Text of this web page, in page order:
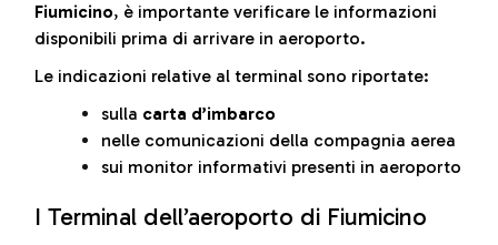
Fiumicino, è importante verificare le informazioni
disponibili prima di arrivare in aeroporto.
Le indicazioni relative al terminal sono riportate:
sulla carta d’imbarco
nelle comunicazioni della compagnia aerea
sui monitor informativi presenti in aeroporto
I Terminal dell’aeroporto di Fiumicino